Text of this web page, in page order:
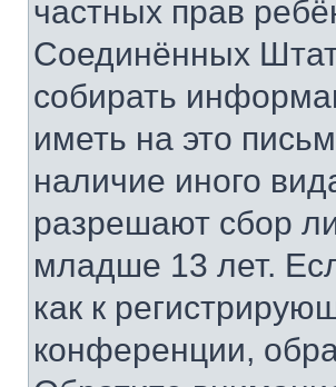
частных прав
Соединённых
собирать
иметь на это
наличие иного
разрешают сбор
младше 13 лет.
как к
конференции,